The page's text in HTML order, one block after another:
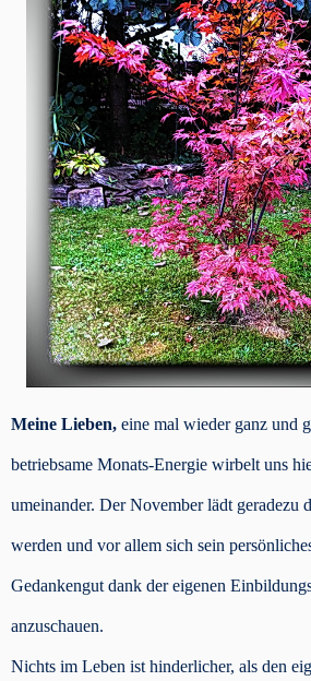
Meine Lieben, eine mal wieder ganz und
betriebsame Monats-Energie wirbelt uns
umeinander. Der November lädt geradezu
werden und vor allem sich sein
Gedankengut dank der eigenen
anzuschauen.
Nichts im Leben ist hinderlicher, als den